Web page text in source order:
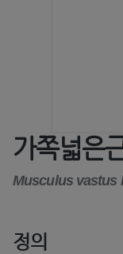
가쪽넓은
Musculus vastus
정의